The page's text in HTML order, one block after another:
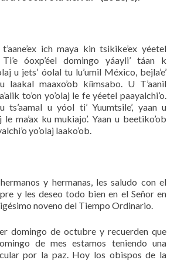
t’aane’ex ich maya kin tsikike’ex yéetel
óoxp’éel domingo yáayli’ táan k
u jets’ óolal tu lu’umil México, bejla’e’
laakal maaxo’ob kíimsabo. U T’aanil
to’on yo’olaj le fe yéetel paayalchi’o.
ts’aamal u yóol ti’ Yuumtsile’, yaan u
ma’ax ku mukiajo’. Yaan u beetiko’ob
yo’olaj laako’ob.
y hermanas, les saludo con el
y les deseo todo bien en el Señor en
noveno del Tiempo Ordinario.
domingo de octubre y recuerden que
de mes estamos teniendo una
por la paz. Hoy los obispos de la